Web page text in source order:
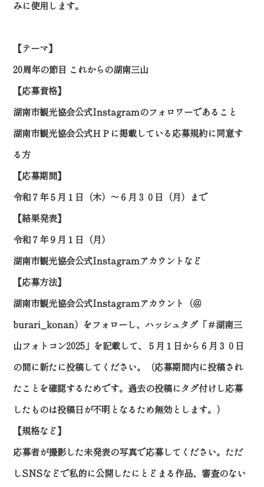
みに使用します。
【テーマ】
20周年の節目 これからの湖南三山
【応募資格】
湖南市観光協会公式Instagramのフォロワーであること
湖南市観光協会公式ＨＰに掲載している応募規約に同意す
る方
【応募期間】
令和７年５月１日（木）～６月３０日（月）まで
【結果発表】
令和７年９月１日（月）
湖南市観光協会公式Instagramアカウントなど
【応募方法】
湖南市観光協会公式Instagramアカウント（＠
burari_konan）をフォローし、ハッシュタグ「＃湖南三
山フォトコン2025」を記載して、５月１日から６月３０日
の間に新たに投稿してください。（応募期間内に投稿され
たことを確認するためです。過去の投稿にタグ付けし応募
したものは投稿日が不明となるため無効とします。）
【規格など】
応募者が撮影した未発表の写真で応募してください。ただ
しSNSなどで私的に公開したにとどまる作品、審査のない